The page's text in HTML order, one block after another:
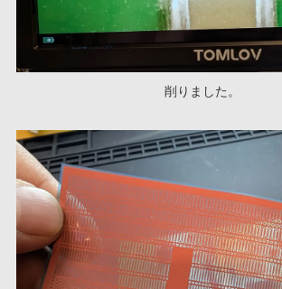
削りました。